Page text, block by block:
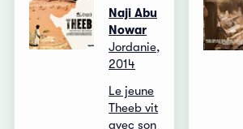
Naji Abu
Nowar
Jordanie,
2014
Le jeune
Theeb vit
avec son